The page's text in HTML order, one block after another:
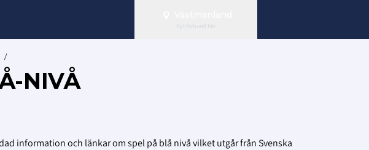
Byt förbund här
/
NIVÅ
information och länkar om spel på blå nivå vilket utgår från Svenska